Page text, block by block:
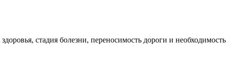
стадия болезни, переносимость дороги и необходимость